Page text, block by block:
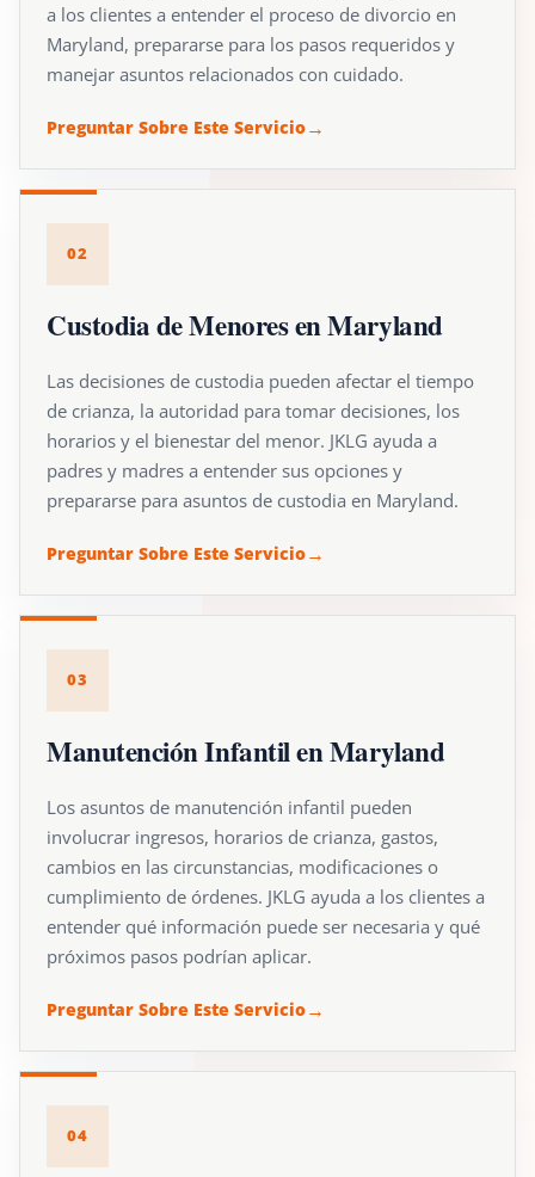
a los clientes a entender el proceso de divorcio en
Maryland, prepararse para los pasos requeridos y
manejar asuntos relacionados con cuidado.
Preguntar Sobre Este Servicio
02
Custodia de Menores en Maryland
Las decisiones de custodia pueden afectar el tiempo
de crianza, la autoridad para tomar decisiones, los
horarios y el bienestar del menor. JKLG ayuda a
padres y madres a entender sus opciones y
prepararse para asuntos de custodia en Maryland.
Preguntar Sobre Este Servicio
03
Manutención Infantil en Maryland
Los asuntos de manutención infantil pueden
involucrar ingresos, horarios de crianza, gastos,
cambios en las circunstancias, modificaciones o
cumplimiento de órdenes. JKLG ayuda a los clientes a
entender qué información puede ser necesaria y qué
próximos pasos podrían aplicar.
Preguntar Sobre Este Servicio
04